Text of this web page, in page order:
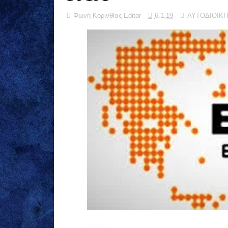
Φωνή Κορινθίας Editor 6.1.19